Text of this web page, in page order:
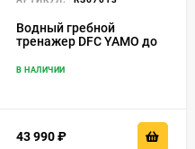
Водный гребной
тренажер DFC YAMO до
баком
В НАЛИЧИИ
43 990